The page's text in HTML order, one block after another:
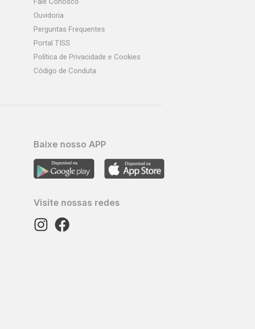
Ouvidoria
Perguntas Frequentes
Portal TISS
Política de Privacidade e Cookies
Código de Conduta
Baixe nosso APP
Visite nossas redes